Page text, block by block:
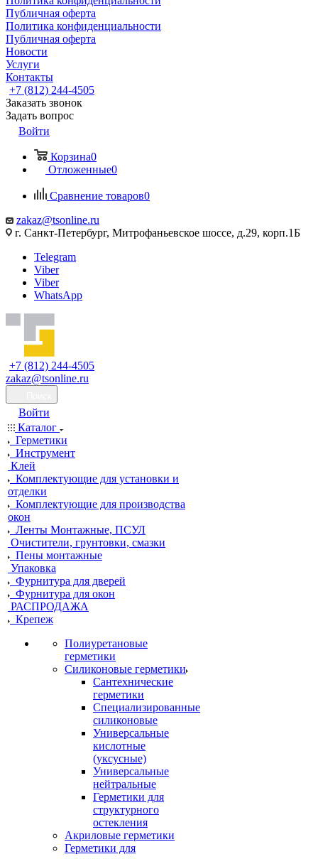
Публичная оферта
Политика конфиденциальности
Публичная оферта
Новости
Услуги
Контакты
+7 (812) 244-4505
Заказать звонок
Задать вопрос
Войти
Корзина0
Отложенные0
Сравнение товаров0
zakaz@tsonline.ru
г. Санкт-Петербург, Митрофаньевское шоссе, д.29, корп.1Б
Telegram
Viber
Viber
WhatsApp
+7 (812) 244-4505
zakaz@tsonline.ru
Войти
Каталог
Герметики
Инструмент
Клей
Комплектующие для установки и
отделки
Комплектующие для производства
окон
Ленты Монтажные, ПСУЛ
Очистители, грунтовки, смазки
Пены монтажные
Упаковка
Фурнитура для дверей
Фурнитура для окон
РАСПРОДАЖА
Крепеж
Полиуретановые
герметики
Силиконовые герметики
Сантехнические
герметики
Специализированные
силиконовые
Универсальные
кислотные
(уксусные)
Универсальные
нейтральные
Герметики для
структурного
остекления
Акриловые герметики
Герметики для